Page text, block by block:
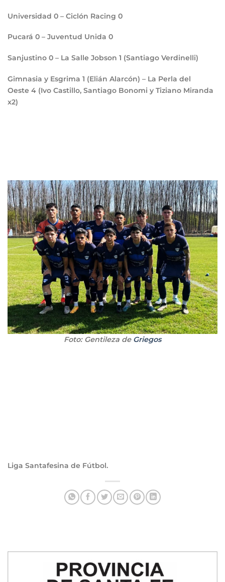
Universidad 0 – Ciclón Racing 0
Pucará 0 – Juventud Unida 0
Sanjustino 0 – La Salle Jobson 1 (Santiago Verdinelli)
Gimnasia y Esgrima 1 (Elián Alarcón) – La Perla del
Oeste 4 (Ivo Castillo, Santiago Bonomi y Tiziano Miranda
x2)
Foto: Gentileza de Griegos
Liga Santafesina de Fútbol.